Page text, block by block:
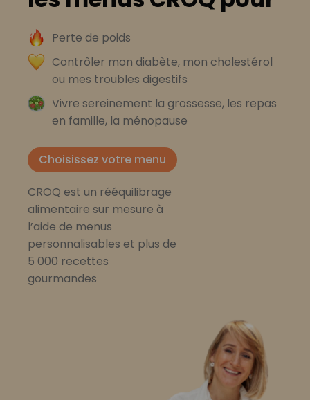
Perte de poids
Contrôler mon diabète, mon cholestérol
ou mes troubles digestifs
Vivre sereinement la grossesse, les repas
en famille, la ménopause
Choisissez votre menu
CROQ est un rééquilibrage
alimentaire sur mesure à
l’aide de menus
personnalisables et plus de
5 000 recettes
gourmandes